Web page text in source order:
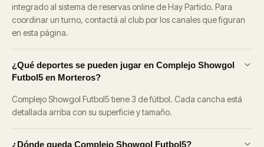
integrado al sistema de reservas online de Hay Partido. Para
coordinar un turno, contactá al club por los canales que figuran
en esta página.
¿Qué deportes se pueden jugar en Complejo Showgol
Futbol5 en Morteros?
Complejo Showgol Futbol5 tiene 3 de fútbol. Cada cancha está
detallada arriba con su superficie y tamaño.
¿Dónde queda Complejo Showgol Futbol5?